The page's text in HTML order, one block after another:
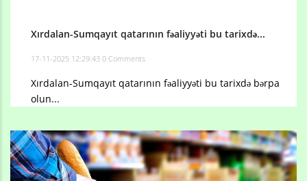
Xırdalan-Sumqayıt qatarının fəaliyyəti bu tarixdə...
17-11-2025 12:29:43 0 Comments
Xırdalan-Sumqayıt qatarının fəaliyyəti bu tarixdə bərpa
olun...